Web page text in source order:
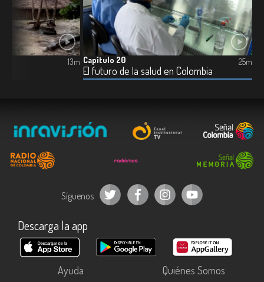
13m Capítulo 20
El futuro de la salud en Colombia
25m
Síguenos
Descarga la app
Ayuda
Quiénes Somos